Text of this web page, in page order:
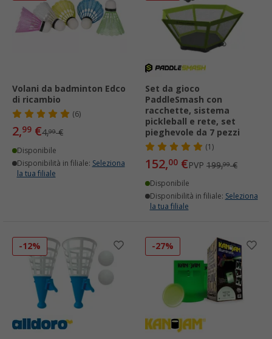
Volani da badminton Edco
di ricambio
(6)
2,99 €4,99€
Disponibile
Disponibilità in filiale: Seleziona
la tua filiale
Set da gioco
PaddleSmash con
racchette, sistema
pickleball e rete, set
pieghevole da 7 pezzi
(1)
152,00 €PVP 199,99€
Disponibile
Disponibilità in filiale: Seleziona
la tua filiale
-12% -27%